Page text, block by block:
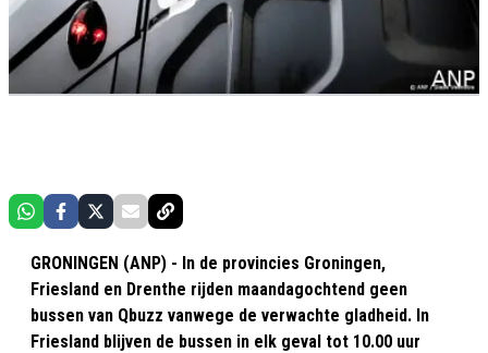
GRONINGEN (ANP) - In de provincies Groningen,
Friesland en Drenthe rijden maandagochtend geen
bussen van Qbuzz vanwege de verwachte gladheid. In
Friesland blijven de bussen in elk geval tot 10.00 uur